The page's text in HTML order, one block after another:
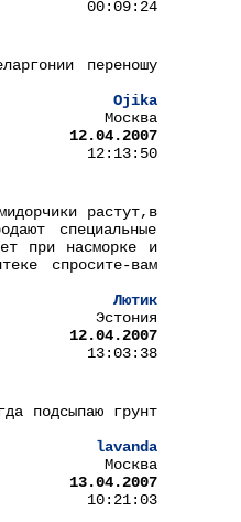
00:09:24
переношу
Ojika
Москва
12.04.2007
12:13:50
растут,в
специальные
при насморке и
спросите-вам
Лютик
Эстония
12.04.2007
13:03:38
подсыпаю грунт
lavanda
Москва
13.04.2007
10:21:03